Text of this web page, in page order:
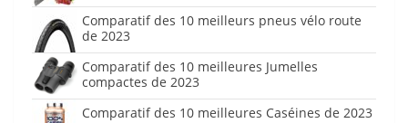
Comparatif des 10 meilleurs pneus vélo route
de 2023
Comparatif des 10 meilleures Jumelles
compactes de 2023
Comparatif des 10 meilleures Caséines de 2023